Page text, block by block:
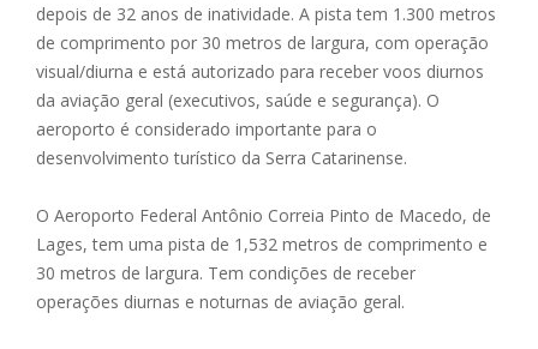
depois de 32 anos de inatividade. A pista tem 1.300 metros
de comprimento por 30 metros de largura, com operação
visual/diurna e está autorizado para receber voos diurnos
da aviação geral (executivos, saúde e segurança). O
aeroporto é considerado importante para o
desenvolvimento turístico da Serra Catarinense.
O Aeroporto Federal Antônio Correia Pinto de Macedo, de
Lages, tem uma pista de 1,532 metros de comprimento e
30 metros de largura. Tem condições de receber
operações diurnas e noturnas de aviação geral.